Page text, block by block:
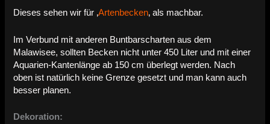
Dieses sehen wir für ‚Artenbecken‚ als machbar.
Im Verbund mit anderen Buntbarscharten aus dem
Malawisee, sollten Becken nicht unter 450 Liter und mit einer
Aquarien-Kantenlänge ab 150 cm überlegt werden. Nach
oben ist natürlich keine Grenze gesetzt und man kann auch
besser planen.
Dekoration: